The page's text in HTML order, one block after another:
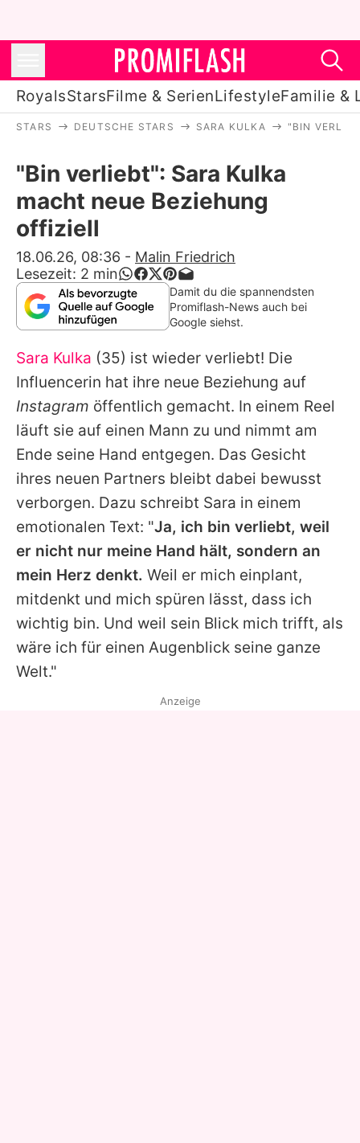
RoyalsStarsFilme & SerienLifestyleFamilie &
Stars
Filme & Serien
Lifestyle
Familie & Liebe
Promiflash Exklusiv
Alle Themen auf Promiflash
Jobs
App runterladen
Team
Redaktionelle Richtlinien
Impressum
Datenschutzerklärung
Nutzungsbedingungen
Utiq verwalten
STARS DEUTSCHE STARS SARA KULKA "BIN
"Bin verliebt": Sara Kulka
macht neue Beziehung
offiziell
18.06.26, 08:36 - Malin Friedrich
Lesezeit: 2 min
Damit du die spannendsten
Promiflash-News auch bei
Google siehst.
Sara Kulka (35) ist wieder verliebt! Die
Influencerin hat ihre neue Beziehung auf
Instagram öffentlich gemacht. In einem Reel
läuft sie auf einen Mann zu und nimmt am
Ende seine Hand entgegen. Das Gesicht
ihres neuen Partners bleibt dabei bewusst
verborgen. Dazu schreibt Sara in einem
emotionalen Text: "Ja, ich bin verliebt, weil
er nicht nur meine Hand hält, sondern an
mein Herz denkt. Weil er mich einplant,
mitdenkt und mich spüren lässt, dass ich
wichtig bin. Und weil sein Blick mich trifft, als
wäre ich für einen Augenblick seine ganze
Welt."
Anzeige